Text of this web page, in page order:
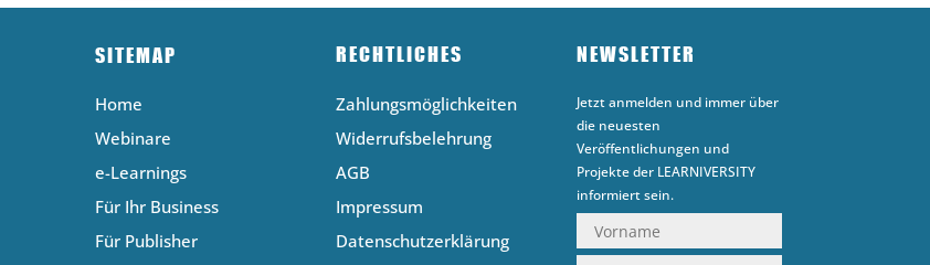
SITEMAP
Home
Webinare
e-Learnings
Für Ihr Business
Für Publisher
RECHTLICHES
Zahlungsmöglichkeiten
Widerrufsbelehrung
AGB
Impressum
Datenschutzerklärung
NEWSLETTER
Jetzt anmelden und immer über
die neuesten
Veröffentlichungen und
Projekte der LEARNIVERSITY
informiert sein.